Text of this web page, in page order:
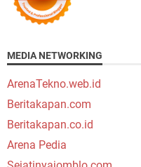
MEDIA NETWORKING
ArenaTekno.web.id
Beritakapan.com
Beritakapan.co.id
Arena Pedia